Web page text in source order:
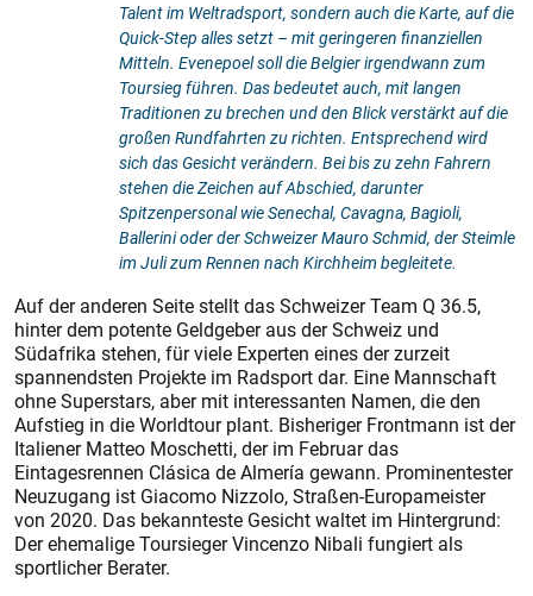
Talent im Weltradsport, sondern auch die Karte, auf die
Quick-Step alles setzt – mit geringeren finanziellen
Mitteln. Evenepoel soll die Belgier irgendwann zum
Toursieg führen. Das bedeutet auch, mit langen
Traditionen zu brechen und den Blick verstärkt auf die
großen Rundfahrten zu richten. Entsprechend wird
sich das Gesicht verändern. Bei bis zu zehn Fahrern
stehen die Zeichen auf Abschied, darunter
Spitzenpersonal wie Senechal, Cavagna, Bagioli,
Ballerini oder der Schweizer Mauro Schmid, der Steimle
im Juli zum Rennen nach Kirchheim begleitete.
Auf der anderen Seite stellt das Schweizer Team Q 36.5,
hinter dem potente Geldgeber aus der Schweiz und
Südafrika stehen, für viele Experten eines der zurzeit
spannendsten Projekte im Radsport dar. Eine Mannschaft
ohne Superstars, aber mit interessanten Namen, die den
Aufstieg in die Worldtour plant. Bisheriger Frontmann ist der
Italiener Matteo Moschetti, der im Februar das
Eintagesrennen Clásica de Almería gewann. Prominentester
Neuzugang ist Giacomo Nizzolo, Straßen-Europameister
von 2020. Das bekannteste Gesicht waltet im Hintergrund:
Der ehemalige Toursieger Vincenzo Nibali fungiert als
sportlicher Berater.